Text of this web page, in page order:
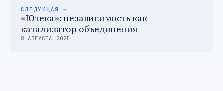
СЛЕДУЮЩАЯ →
«Ютека»: независимость как
катализатор объединения
8 АВГУСТА 2025